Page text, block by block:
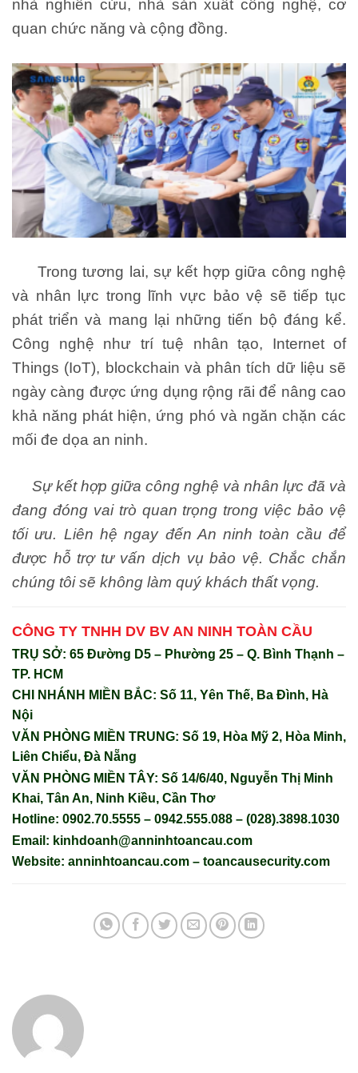
nhà nghiên cứu, nhà sản xuất công nghệ, cơ
quan chức năng và cộng đồng.
Trong tương lai, sự kết hợp giữa công nghệ
và nhân lực trong lĩnh vực bảo vệ sẽ tiếp tục
phát triển và mang lại những tiến bộ đáng kể.
Công nghệ như trí tuệ nhân tạo, Internet of
Things (IoT), blockchain và phân tích dữ liệu sẽ
ngày càng được ứng dụng rộng rãi để nâng cao
khả năng phát hiện, ứng phó và ngăn chặn các
mối đe dọa an ninh.
Sự kết hợp giữa công nghệ và nhân lực đã và
đang đóng vai trò quan trọng trong việc bảo vệ
tối ưu. Liên hệ ngay đến An ninh toàn cầu để
được hỗ trợ tư vấn dịch vụ bảo vệ. Chắc chắn
chúng tôi sẽ không làm quý khách thất vọng.
CÔNG TY TNHH DV BV AN NINH TOÀN CẦU
TRỤ SỞ: 65 Đường D5 – Phường 25 – Q. Bình Thạnh –
TP. HCM
CHI NHÁNH MIỀN BẮC: Số 11, Yên Thế, Ba Đình, Hà
Nội
VĂN PHÒNG MIỀN TRUNG: Số 19, Hòa Mỹ 2, Hòa Minh,
Liên Chiểu, Đà Nẵng
VĂN PHÒNG MIỀN TÂY: Số 14/6/40, Nguyễn Thị Minh
Khai, Tân An, Ninh Kiều, Cần Thơ
Hotline: 0902.70.5555 – 0942.555.088 – (028).3898.1030
Email: kinhdoanh@anninhtoancau.com
Website: anninhtoancau.com – toancausecurity.com